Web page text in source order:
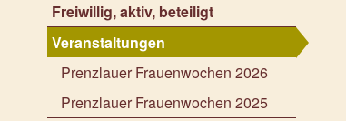
Freiwillig, aktiv, beteiligt
Veranstaltungen
Prenzlauer Frauenwochen 2026
Prenzlauer Frauenwochen 2025